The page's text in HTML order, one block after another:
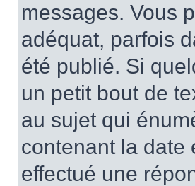
messages. Vous
adéquat, parfois
été publié. Si
un petit bout de
au sujet qui
contenant la date
effectué une